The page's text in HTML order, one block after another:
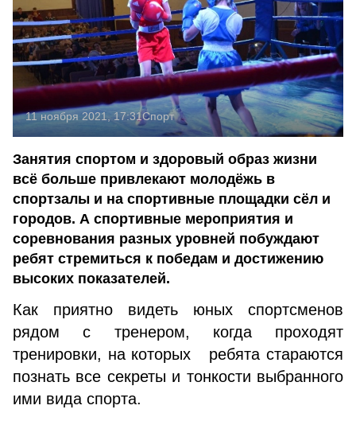
11 ноября 2021, 17:31Спорт
Занятия спортом и здоровый образ жизни
всё больше привлекают молодёжь в
спортзалы и на спортивные площадки сёл и
городов. А спортивные мероприятия и
соревнования разных уровней побуждают
ребят стремиться к победам и достижению
высоких показателей.
Как приятно видеть юных спортсменов
рядом с тренером, когда проходят
тренировки, на которых ребята стараются
познать все секреты и тонкости выбранного
ими вида спорта.